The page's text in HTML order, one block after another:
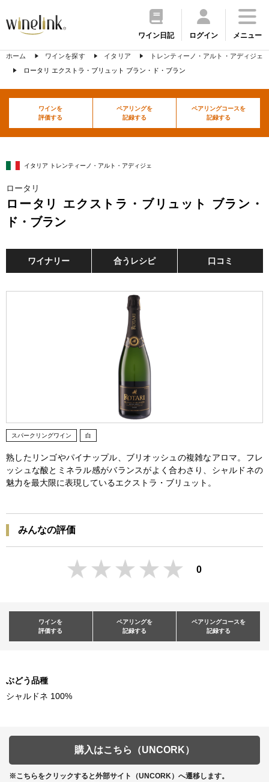
ワイン日記 ログイン メニュー
ホーム ワインを探す イタリア
トレンティーノ・アルト・アディジェ
ロータリ エクストラ・ブリュット ブラン・ド・ブラン
ワインを
評価する
ペアリングを
記録する
ペアリングコースを
記録する
イタリア トレンティーノ・アルト・アディジェ
ロータリ
ロータリ エクストラ・ブリュット ブラン・
ド・ブラン
ワイナリー 合うレシピ 口コミ
スパークリングワイン 白
熟したリンゴやパイナップル、ブリオッシュの複雑なアロマ。フレ
ッシュな酸とミネラル感がバランスがよく合わさり、シャルドネの
魅力を最大限に表現しているエクストラ・ブリュット。
みんなの評価
0
ワインを
評価する
ペアリングを
記録する
ペアリングコースを
記録する
ぶどう品種
シャルドネ 100%
購入はこちら（UNCORK）
※こちらをクリックすると外部サイト（UNCORK）へ遷移します。